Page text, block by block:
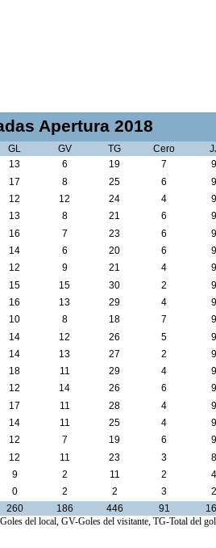
Apertura 2018
GL GV TG Cero
13 6 19 7
9
17 8 25 6
9
12 12 24 4
9
13 8 21 6
9
16 7 23 6
9
14 6 20 6
9
12 9 21 4
9
15 15 30 2
9
16 13 29 4
9
10 8 18 7
9
14 12 26 5
9
14 13 27 2
9
18 11 29 4
9
12 14 26 6
9
17 11 28 4
9
14 11 25 4
9
12 7 19 6
9
12 11 23 3
8
9 2 11 2
4
0 2 2 3
2
260 186 446 91
del local, GV-Goles del visitante, TG-Total del